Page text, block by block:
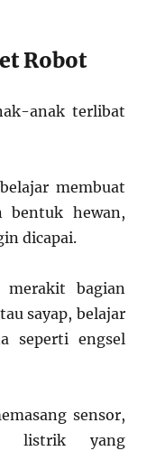
Robot
anak terlibat
membuat
bentuk hewan,
dicapai.
merakit bagian
sayap, belajar
seperti engsel
sensor,
listrik yang